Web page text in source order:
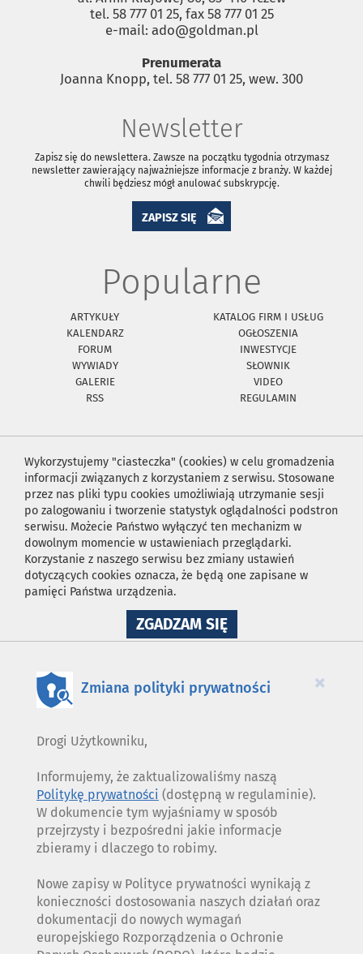
tel. 58 777 01 25, fax 58 777 01 25
e-mail: ado@goldman.pl
Prenumerata
Joanna Knopp, tel. 58 777 01 25, wew. 300
Newsletter
Zapisz się do newslettera. Zawsze na początku tygodnia otrzymasz
newsletter zawierający najważniejsze informacje z branży. W każdej
chwili będziesz mógł anulować subskrypcję.
ZAPISZ SIĘ
Popularne
ARTYKUŁY
KATALOG FIRM I USŁUG
KALENDARZ
OGŁOSZENIA
FORUM
INWESTYCJE
WYWIADY
SŁOWNIK
GALERIE
VIDEO
RSS
REGULAMIN
Wykorzystujemy "ciasteczka" (cookies) w celu gromadzenia
informacji związanych z korzystaniem z serwisu. Stosowane
przez nas pliki typu cookies umożliwiają utrzymanie sesji
po zalogowaniu i tworzenie statystyk oglądalności podstron
serwisu. Możecie Państwo wyłączyć ten mechanizm w
dowolnym momencie w ustawieniach przeglądarki.
Korzystanie z naszego serwisu bez zmiany ustawień
dotyczących cookies oznacza, że będą one zapisane w
pamięci Państwa urządzenia.
ZGADZAM SIĘNA
WYKORZYSTANIE
×
Zmiana polityki prywatności
Drogi Użytkowniku,
Informujemy, że zaktualizowaliśmy naszą
Politykę prywatności (dostępną w regulaminie).
W dokumencie tym wyjaśniamy w sposób
przejrzysty i bezpośredni jakie informacje
zbieramy i dlaczego to robimy.
Nowe zapisy w Polityce prywatności wynikają z
konieczności dostosowania naszych działań oraz
dokumentacji do nowych wymagań
europejskiego Rozporządzenia o Ochronie